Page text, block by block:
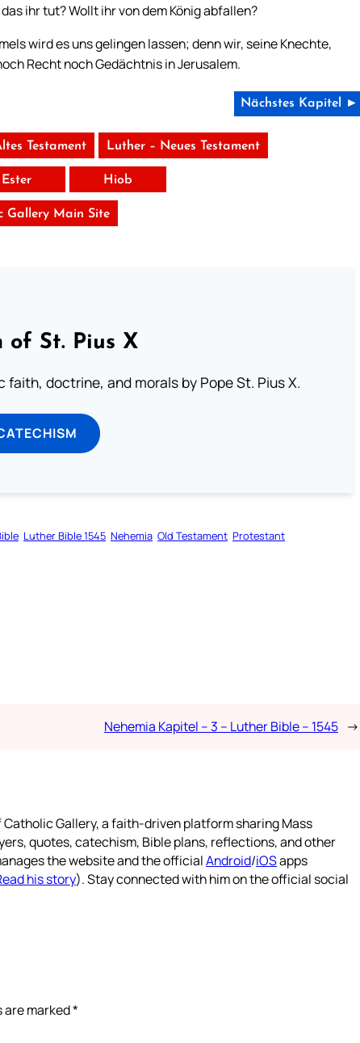
ihr tut? Wollt ihr von dem König abfallen?
wird es uns gelingen lassen; denn wir, seine Knechte,
Recht noch Gedächtnis in Jerusalem.
Nächstes Kapitel ►
Testament Luther – Neues Testament
Ester Hiob
Gallery Main Site
of St. Pius X
doctrine, and morals by Pope St. Pius X.
Luther Bible 1545 Nehemia Old Testament Protestant
Nehemia Kapitel – 3 – Luther Bible – 1545 →
Gallery, a faith-driven platform sharing Mass
quotes, catechism, Bible plans, reflections, and other
the website and the officialAndroid/iOSapps
his story). Stay connected with him on the official social
are marked*